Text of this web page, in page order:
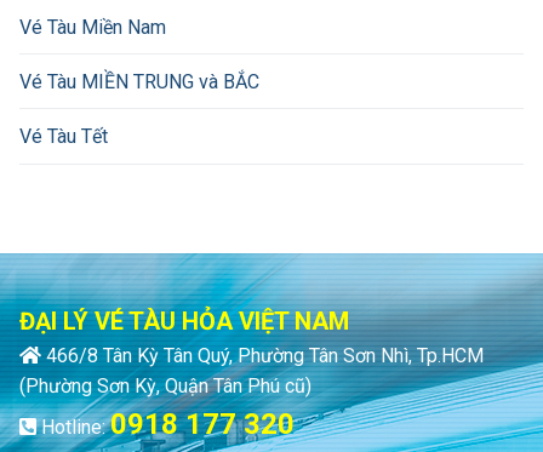
Vé Tàu Miền Nam
Vé Tàu MIỀN TRUNG và BẮC
Vé Tàu Tết
ĐẠI LÝ VÉ TÀU HỎA VIỆT NAM
466/8 Tân Kỳ Tân Quý, Phường Tân Sơn Nhì, Tp.HCM
(Phường Sơn Kỳ, Quận Tân Phú cũ)
Hotline:0918 177 320